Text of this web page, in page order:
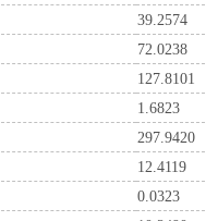
39.2574
72.0238
127.8101
1.6823
297.9420
12.4119
0.0323